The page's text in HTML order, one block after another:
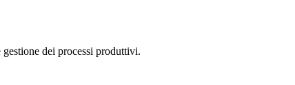
dei processi produttivi.